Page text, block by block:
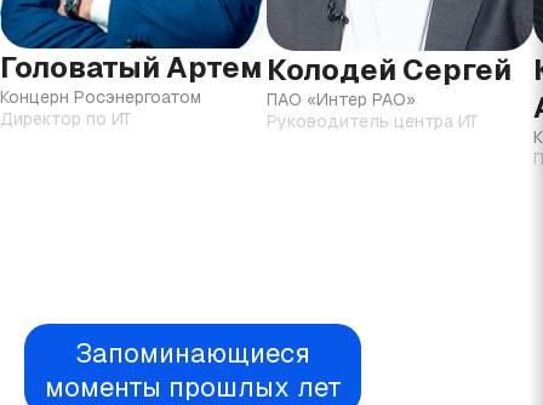
Головатый Артем
Концерн Росэнергоатом
Директор по ИТ
Колодей Сергей
ПАО «Интер РАО»
Руководитель центра ИТ
Запоминающиеся
моменты прошлых лет